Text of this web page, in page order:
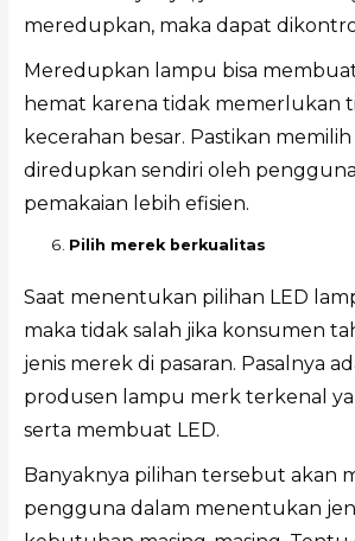
meredupkan, maka dapat
Meredupkan lampu bisa
hemat karena tidak memerlukan
kecerahan besar. Pastikan memilih
diredupkan sendiri oleh
pemakaian lebih efisien.
Pilih merek berkualitas
Saat menentukan pilihan LED
maka tidak salah jika konsumen
jenis merek di pasaran. Pasalnya
produsen lampu merk terkenal
serta membuat LED.
Banyaknya pilihan tersebut akan
pengguna dalam menentukan